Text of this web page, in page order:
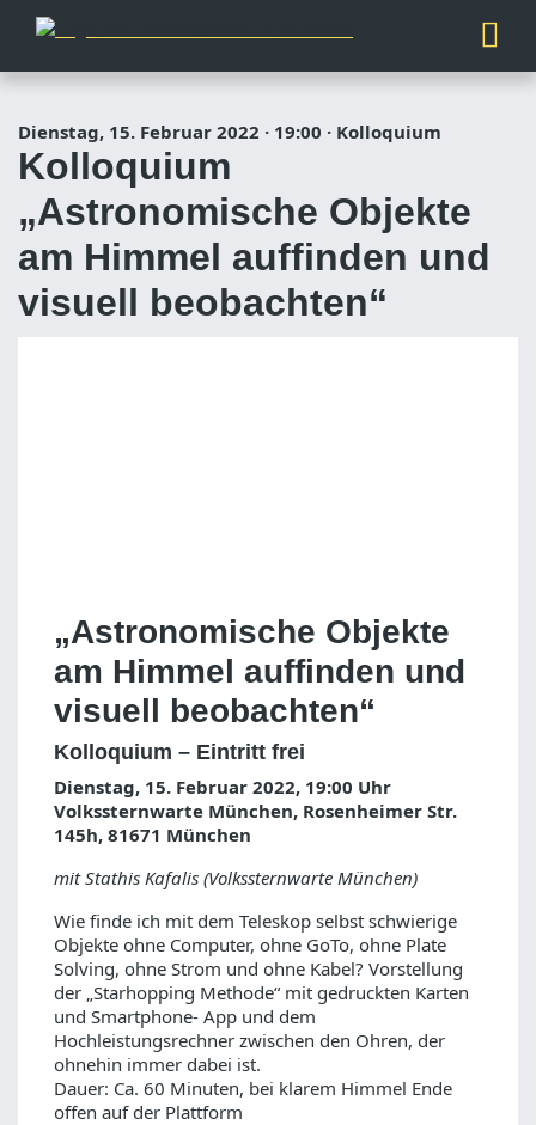
Dienstag, 15. Februar 2022 · 19:00 · Kolloquium
Kolloquium
„Astronomische Objekte
am Himmel auffinden und
visuell beobachten“
„Astronomische Objekte
am Himmel auffinden und
visuell beobachten“
Kolloquium – Eintritt frei
Dienstag, 15. Februar 2022, 19:00 Uhr
Volkssternwarte München, Rosenheimer Str.
145h, 81671 München
mit Stathis Kafalis (Volkssternwarte München)
Wie finde ich mit dem Teleskop selbst schwierige
Objekte ohne Computer, ohne GoTo, ohne Plate
Solving, ohne Strom und ohne Kabel? Vorstellung
der „Starhopping Methode“ mit gedruckten Karten
und Smartphone- App und dem
Hochleistungsrechner zwischen den Ohren, der
ohnehin immer dabei ist.
Dauer: Ca. 60 Minuten, bei klarem Himmel Ende
offen auf der Plattform